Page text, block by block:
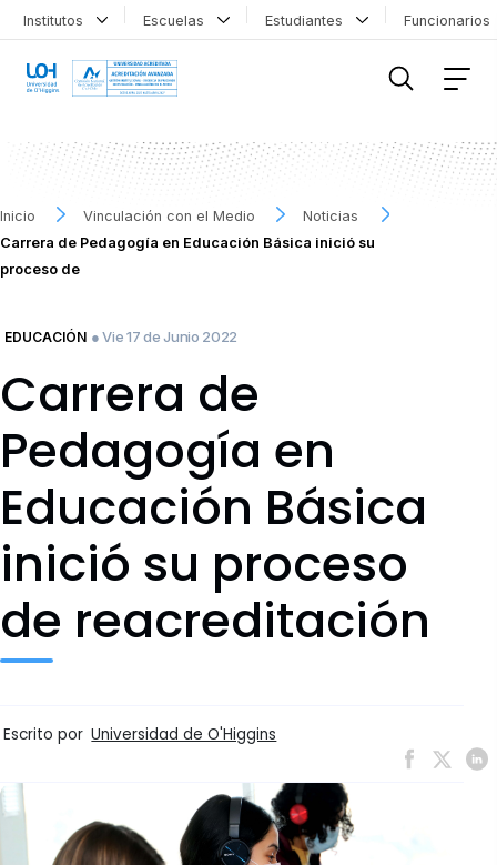
Institutos Escuelas Estudiantes
Inicio Vinculación con el Medio
Noticias
Carrera de Pedagogía en Educación Básica inició su
proceso de
EDUCACIÓN ● Vie 17 de Junio 2022
Carrera de
Pedagogía en
Educación Básica
inició su proceso
de reacreditación
Escrito por Universidad de O'Higgins